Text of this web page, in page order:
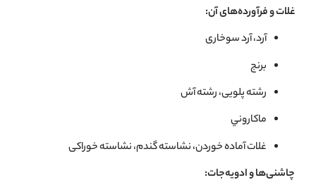
غلات و فرآورده‌های آن:
آرد، آرد سوخاری
برنج
رشته پلويی، رشته آش
ماكاروني
غلات آماده خوردن، نشاسته گندم، نشاسته خوراکی
چاشنی‌ها و ادویه‌جات: